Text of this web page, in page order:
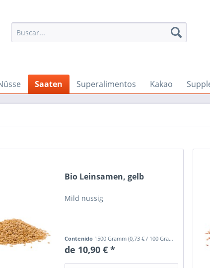
Saaten Superalimentos Kakao
Bio Leinsamen, gelb
Mild nussig
Contenido 1500 Gramm(0,73 € / 100 Gramm)
de 10,90 € *